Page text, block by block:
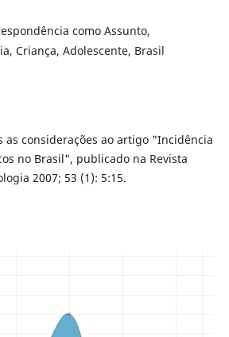
como Assunto,
Criança, Adolescente, Brasil
as considerações ao artigo "Incidência
no Brasil", publicado na Revista
2007; 53 (1): 5:15.